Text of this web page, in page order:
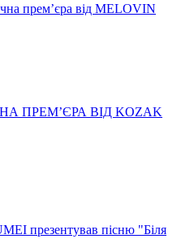
прем’єра від MELOVIN
ПРЕМ’ЄРА ВІД KOZAK
презентував пісню "Біля